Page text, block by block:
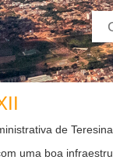
de
uma boa